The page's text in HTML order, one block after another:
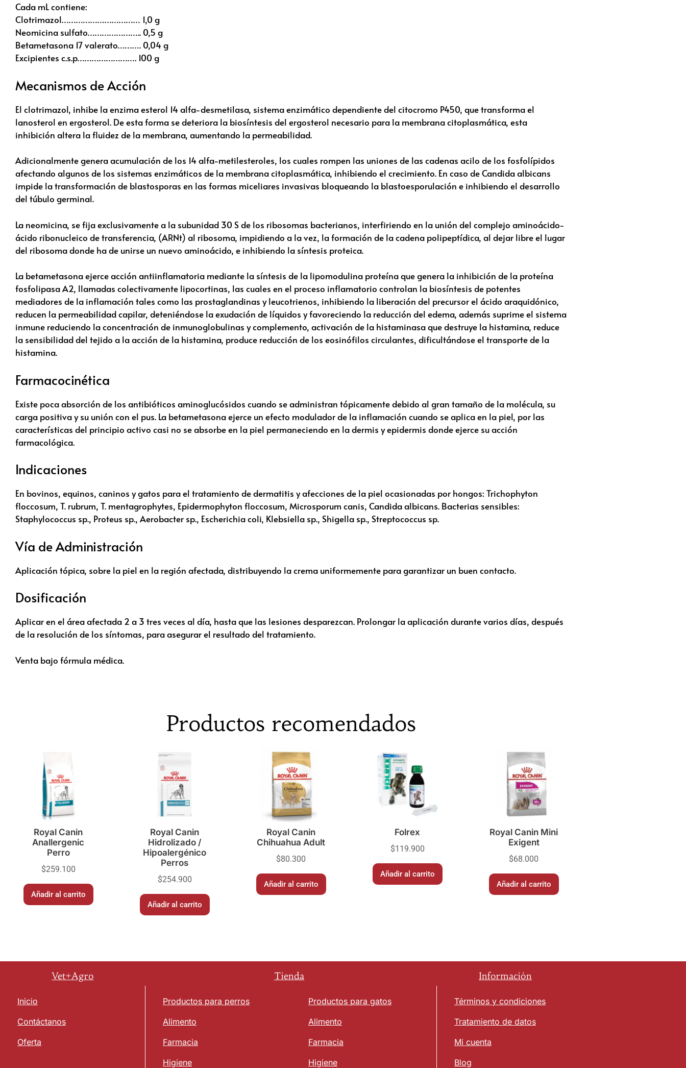
Cada mL contiene:
Clotrimazol…………………………… 1,0 g
Neomicina sulfato………………….. 0,5 g
Betametasona 17 valerato………. 0,04 g
Excipientes c.s.p……………………. 100 g
Mecanismos de Acción
El clotrimazol, inhibe la enzima esterol 14 alfa-desmetilasa, sistema enzimático dependiente del citocromo P450, que transforma el
lanosterol en ergosterol. De esta forma se deteriora la biosíntesis del ergosterol necesario para la membrana citoplasmática, esta
inhibición altera la fluidez de la membrana, aumentando la permeabilidad.
Adicionalmente genera acumulación de los 14 alfa-metilesteroles, los cuales rompen las uniones de las cadenas acilo de los fosfolípidos
afectando algunos de los sistemas enzimáticos de la membrana citoplasmática, inhibiendo el crecimiento. En caso de Candida albicans
impide la transformación de blastosporas en las formas miceliares invasivas bloqueando la blastoesporulación e inhibiendo el desarrollo
del túbulo germinal.
La neomicina, se fija exclusivamente a la subunidad 30 S de los ribosomas bacterianos, interfiriendo en la unión del complejo aminoácido-
ácido ribonucleico de transferencia, (ARNt) al ribosoma, impidiendo a la vez, la formación de la cadena polipeptídica, al dejar libre el lugar
del ribosoma donde ha de unirse un nuevo aminoácido, e inhibiendo la síntesis proteica.
La betametasona ejerce acción antiinflamatoria mediante la síntesis de la lipomodulina proteína que genera la inhibición de la proteína
fosfolipasa A2, llamadas colectivamente lipocortinas, las cuales en el proceso inflamatorio controlan la biosíntesis de potentes
mediadores de la inflamación tales como las prostaglandinas y leucotrienos, inhibiendo la liberación del precursor el ácido araquidónico,
reducen la permeabilidad capilar, deteniéndose la exudación de líquidos y favoreciendo la reducción del edema, además suprime el sistema
inmune reduciendo la concentración de inmunoglobulinas y complemento, activación de la histaminasa que destruye la histamina, reduce
la sensibilidad del tejido a la acción de la histamina, produce reducción de los eosinófilos circulantes, dificultándose el transporte de la
histamina.
Farmacocinética
Existe poca absorción de los antibióticos aminoglucósidos cuando se administran tópicamente debido al gran tamaño de la molécula, su
carga positiva y su unión con el pus. La betametasona ejerce un efecto modulador de la inflamación cuando se aplica en la piel, por las
características del principio activo casi no se absorbe en la piel permaneciendo en la dermis y epidermis donde ejerce su acción
farmacológica.
Indicaciones
En bovinos, equinos, caninos y gatos para el tratamiento de dermatitis y afecciones de la piel ocasionadas por hongos: Trichophyton
floccosum, T. rubrum, T. mentagrophytes, Epidermophyton floccosum, Microsporum canis, Candida albicans. Bacterias sensibles:
Staphylococcus sp., Proteus sp., Aerobacter sp., Escherichia coli, Klebsiella sp., Shigella sp., Streptococcus sp.
Vía de Administración
Aplicación tópica, sobre la piel en la región afectada, distribuyendo la crema uniformemente para garantizar un buen contacto.
Dosificación
Aplicar en el área afectada 2 a 3 tres veces al día, hasta que las lesiones desparezcan. Prolongar la aplicación durante varios días, después
de la resolución de los síntomas, para asegurar el resultado del tratamiento.
Venta bajo fórmula médica.
Productos recomendados
Royal Canin
Anallergenic
Perro
$259.100
Añadir al carrito
Royal Canin
Hidrolizado /
Hipoalergénico
Perros
$254.900
Añadir al carrito
Royal Canin
Chihuahua Adult
$80.300
Añadir al carrito
Folrex
$119.900
Añadir al carrito
Royal Canin Mini
Exigent
$68.000
Añadir al carrito
Vet+Agro Tienda Información
Inicio
Contáctanos
Oferta
Productos para perros
Alimento
Farmacia
Higiene
Productos para gatos
Alimento
Farmacia
Higiene
Términos y condiciones
Tratamiento de datos
Mi cuenta
Blog